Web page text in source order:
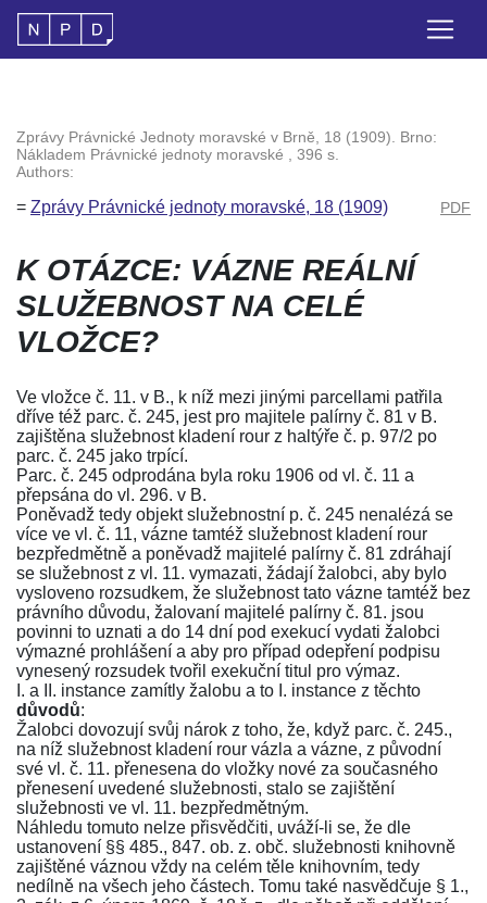
Zprávy Právnické Jednoty moravské v Brně, 18 (1909). Brno:
Nákladem Právnické jednoty moravské , 396 s.
Authors:
= Zprávy Právnické jednoty moravské, 18 (1909) PDF
K OTÁZCE: VÁZNE REÁLNÍ
SLUŽEBNOST NA CELÉ
VLOŽCE?
Ve vložce č. 11. v B., k níž mezi jinými parcellami patřila
dříve též parc. č. 245, jest pro majitele palírny č. 81 v B.
zajištěna služebnost kladení rour z haltýře č. p. 97/2 po
parc. č. 245 jako trpící.
Parc. č. 245 odprodána byla roku 1906 od vl. č. 11 a
přepsána do vl. 296. v B.
Poněvadž tedy objekt služebnostní p. č. 245 nenalézá se
více ve vl. č. 11, vázne tamtéž služebnost kladení rour
bezpředmětně a poněvadž majitelé palírny č. 81 zdráhají
se služebnost z vl. 11. vymazati, žádají žalobci, aby bylo
vysloveno rozsudkem, že služebnost tato vázne tamtéž bez
právního důvodu, žalovaní majitelé palírny č. 81. jsou
povinni to uznati a do 14 dní pod exekucí vydati žalobci
výmazné prohlášení a aby pro případ odepření podpisu
vynesený rozsudek tvořil exekuční titul pro výmaz.
I. a II. instance zamítly žalobu a to I. instance z těchto
důvodů:
Žalobci dovozují svůj nárok z toho, že, když parc. č. 245.,
na níž služebnost kladení rour vázla a vázne, z původní
své vl. č. 11. přenesena do vložky nové za současného
přenesení uvedené služebnosti, stalo se zajištění
služebnosti ve vl. 11. bezpředmětným.
Náhledu tomuto nelze přisvědčiti, uváží-li se, že dle
ustanovení §§ 485., 847. ob. z. obč. služebnosti knihovně
zajištěné váznou vždy na celém těle knihovním, tedy
nedílně na všech jeho částech. Tomu také nasvědčuje § 1.,